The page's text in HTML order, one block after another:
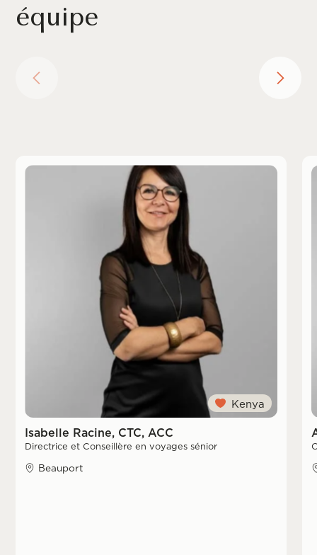
équipe
Kenya
Isabelle Racine, CTC, ACC
Directrice et Conseillère en voyages sénior
Beauport